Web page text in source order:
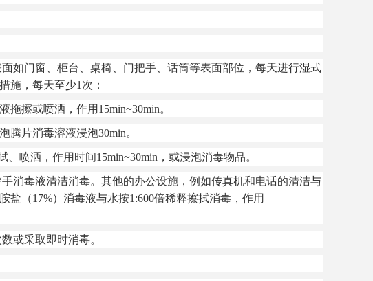
门窗、柜台、桌椅、门把手、话筒等表面部位，每天进行湿式
施，每天至少1次：
擦或喷洒，作用15min~30min。
片消毒溶液浸泡30min。
洒，作用时间15min~30min，或浸泡消毒物品。
毒液清洁消毒。其他的办公设施，例如传真机和电话的清洁与
（17%）消毒液与水按1:600倍稀释擦拭消毒，作用
或采取即时消毒。